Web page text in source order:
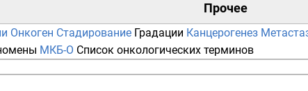
Прочее
Онкоген Стадирование Градации Канцерогенез
МКБ-О Список онкологических терминов